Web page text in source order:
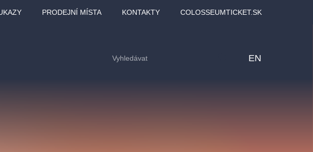
PRODEJNÍ MÍSTA KONTAKTY COLOSSEUMTICKET.SK
EN